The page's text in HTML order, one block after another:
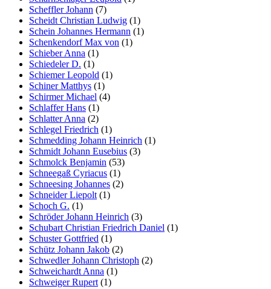
Scheffler Johann (7)
Scheidt Christian Ludwig (1)
Schein Johannes Hermann (1)
Schenkendorf Max von (1)
Schieber Anna (1)
Schiedeler D. (1)
Schiemer Leopold (1)
Schiner Matthys (1)
Schirmer Michael (4)
Schlaffer Hans (1)
Schlatter Anna (2)
Schlegel Friedrich (1)
Schmedding Johann Heinrich (1)
Schmidt Johann Eusebius (3)
Schmolck Benjamin (53)
Schneegaß Cyriacus (1)
Schneesing Johannes (2)
Schneider Liepolt (1)
Schoch G. (1)
Schröder Johann Heinrich (3)
Schubart Christian Friedrich Daniel (1)
Schuster Gottfried (1)
Schütz Johann Jakob (2)
Schwedler Johann Christoph (2)
Schweichardt Anna (1)
Schweiger Rupert (1)